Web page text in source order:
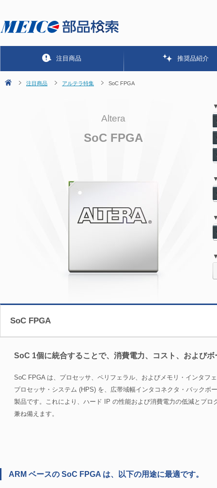
注目商品 推奨品紹介
注目商品 アルテラ特集 SoC FPGA
Altera
SoC FPGA
SoC FPGA
SoC 1個に統合することで、消費電力、コスト、および
SoC FPGA は、プロセッサ、ペリフェラル、およびメモリ・インタフ
プロセッサ・システム (HPS) を、広帯域幅インタコネクタ・バックボ
製品です。これにより、ハード IP の性能および消費電力の低減とプロ
兼ね備えます。
ARM ベースの SoC FPGA は、以下の用途に最適です。